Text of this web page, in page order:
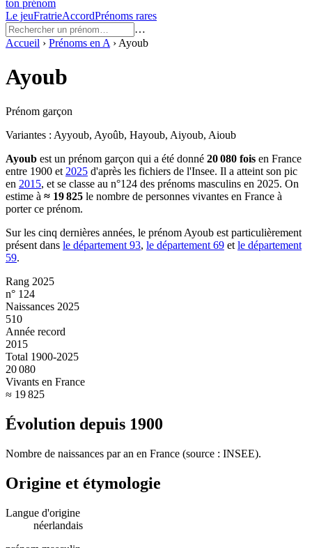
ton prénom
Le jeuFratrieAccordPrénoms rares
…
Accueil › Prénoms en A › Ayoub
Ayoub
Prénom garçon
Variantes : Ayyoub, Ayoûb, Hayoub, Aiyoub, Aioub
Ayoub est un prénom garçon qui a été donné 20 080 fois en France
entre 1900 et 2025 d'après les fichiers de l'Insee. Il a atteint son pic
en 2015, et se classe au n°124 des prénoms masculins en 2025. On
estime à ≈ 19 825 le nombre de personnes vivantes en France à
porter ce prénom.
Sur les cinq dernières années, le prénom Ayoub est particulièrement
présent dans le département 93, le département 69 et le département
59.
Rang 2025
n° 124
Naissances 2025
510
Année record
2015
Total 1900-2025
20 080
Vivants en France
≈ 19 825
Évolution depuis 1900
Nombre de naissances par an en France (source : INSEE).
Origine et étymologie
Langue d'origine
néerlandais